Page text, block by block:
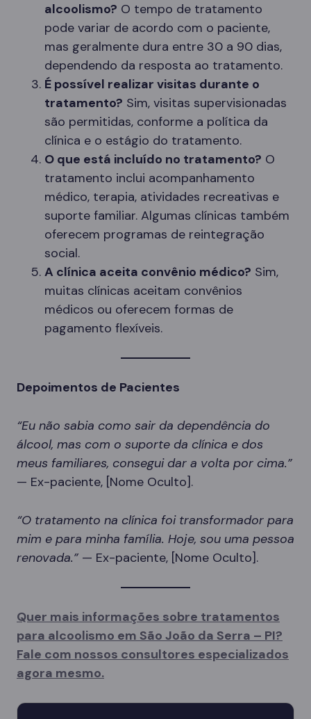
alcoolismo? O tempo de tratamento
pode variar de acordo com o paciente,
mas geralmente dura entre 30 a 90 dias,
dependendo da resposta ao tratamento.
É possível realizar visitas durante o
tratamento? Sim, visitas supervisionadas
são permitidas, conforme a política da
clínica e o estágio do tratamento.
O que está incluído no tratamento? O
tratamento inclui acompanhamento
médico, terapia, atividades recreativas e
suporte familiar. Algumas clínicas também
oferecem programas de reintegração
social.
A clínica aceita convênio médico? Sim,
muitas clínicas aceitam convênios
médicos ou oferecem formas de
pagamento flexíveis.
Depoimentos de Pacientes
“Eu não sabia como sair da dependência do
álcool, mas com o suporte da clínica e dos
meus familiares, consegui dar a volta por cima.”
— Ex-paciente, [Nome Oculto].
“O tratamento na clínica foi transformador para
mim e para minha família. Hoje, sou uma pessoa
renovada.” — Ex-paciente, [Nome Oculto].
Quer mais informações sobre tratamentos
para alcoolismo em São João da Serra – PI?
Fale com nossos consultores especializados
agora mesmo.